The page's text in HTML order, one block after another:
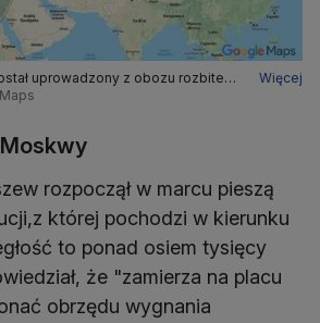
uprowadzony z obozu rozbitego
z obwodem irkuckim
Więcej
rozpoczął w marcu pieszą
której pochodzi w kierunku
to ponad osiem tysięcy
że "zamierza na placu
obrzędu wygnania